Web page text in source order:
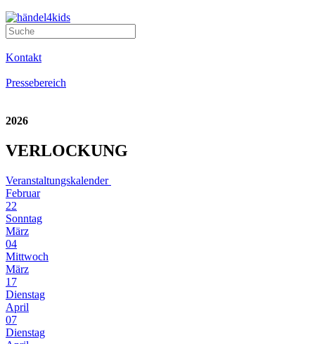
Kontakt
Pressebereich
2026
VERLOCKUNG
Veranstaltungskalender
Februar
22
Sonntag
März
04
Mittwoch
März
17
Dienstag
April
07
Dienstag